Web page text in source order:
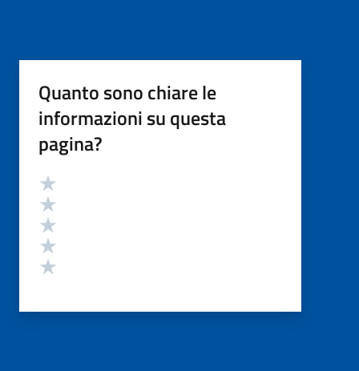
Quanto sono chiare le
informazioni su questa
pagina?
Valutazione